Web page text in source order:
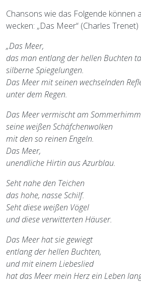
Chansons wie das Folgende können
wecken: „Das Meer“ (Charles Trenet)
„Das Meer,
das man entlang der hellen Buchten
silberne Spiegelungen.
Das Meer mit seinen wechselnden
unter dem Regen.
Das Meer vermischt am
seine weißen Schäfchenwolken
mit den so reinen Engeln.
Das Meer,
unendliche Hirtin aus Azurblau.
Seht nahe den Teichen
das hohe, nasse Schilf.
Seht diese weißen Vögel
und diese verwitterten Häuser.
Das Meer hat sie gewiegt
entlang der hellen Buchten,
und mit einem Liebeslied
hat das Meer mein Herz ein Leben